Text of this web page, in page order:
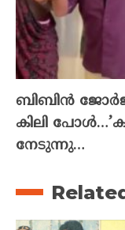
ബിബിൻ
കിലി
നേടുന്നു…